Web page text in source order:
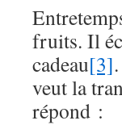
fruits. Il
cadeau[3]
veut la
répond :